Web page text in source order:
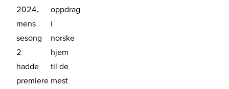
2024,
mens
sesong
2
hadde
premiere
oppdrag
i
norske
hjem
til de
mest